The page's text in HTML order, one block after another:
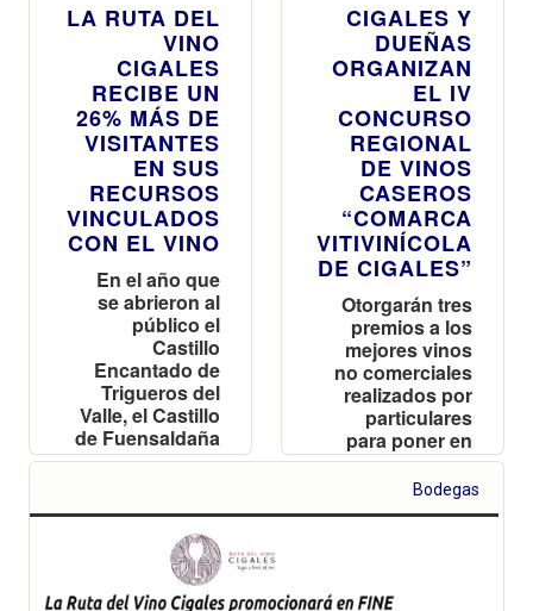
LA RUTA DEL
VINO
CIGALES
RECIBE UN
26% MÁS DE
VISITANTES
EN SUS
RECURSOS
VINCULADOS
CON EL VINO
En el año que
se abrieron al
público el
Castillo
Encantado de
Trigueros del
Valle, el Castillo
de Fuensaldaña
y el Aula de las
del Vino ha
sumado en total
83.000
visitantes
CIGALES Y
DUEÑAS
ORGANIZAN
EL IV
CONCURSO
REGIONAL
DE VINOS
CASEROS
“COMARCA
VITIVINÍCOLA
DE CIGALES”
Otorgarán tres
premios a los
mejores vinos
no comerciales
realizados por
particulares
para poner en
valor la cultura
del vino y los
métodos
Bodegas